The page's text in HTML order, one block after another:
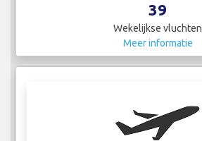
39
Wekelijkse vluchten
Meer informatie